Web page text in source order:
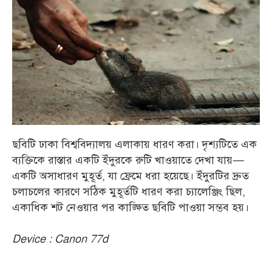
ছবিটি ঢাকা বিশ্ববিদ্যালয় এলাকায় ধারণ করা। দৃশ্যটিতে এক
ব্যক্তিকে রাস্তার একটি ইঁদুরকে রুটি খাওয়াতে দেখা যায়—
একটি অসাধারণ মুহূর্ত, যা ফ্রেমে ধরা হয়েছে। ইঁদুরটির দ্রুত
চলাচলের কারণে সঠিক মুহূর্তটি ধারণ করা চ্যালেঞ্জিং ছিল,
একাধিক শট নেওয়ার পর কাঙ্ক্ষিত ছবিটি পাওয়া সম্ভব হয়।
Device : Canon 77d